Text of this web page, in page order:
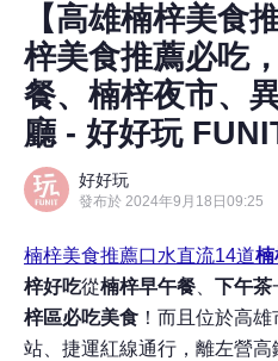
【高雄楠梓美食
梓美食推薦必吃
餐、楠梓夜市、
廳 - 好好玩
好好玩
發布於 2024年9月18日09:25
楠梓美食推薦口水直流14道楠
梓好吃從楠梓早午餐 下午茶
梓區必吃美食 ！而且位於高
站、捷運紅線通行，離左營